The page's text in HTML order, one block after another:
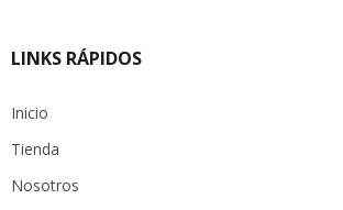
LINKS RÁPIDOS
Inicio
Tienda
Nosotros